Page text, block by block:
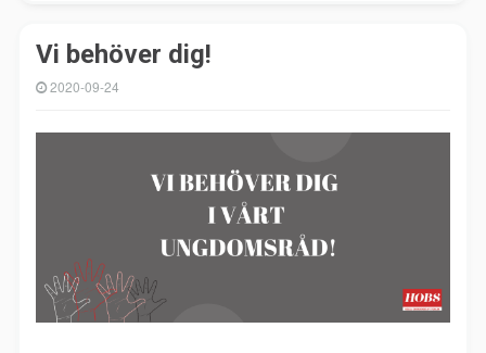
Vi behöver dig!
2020-09-24